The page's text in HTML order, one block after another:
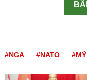
#NGA #NATO #MỸ